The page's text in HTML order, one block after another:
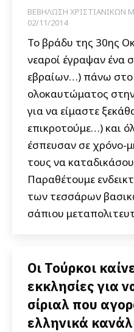
ΒΕΒΗΛΩΣΗ ΧΡΙΣΤΙΑΝΙΚΩΝ
02/11/2014
Το βράδυ της 30ης
νεαροί έγραψαν ένα
εβραίων…) πάνω στο
ολοκαυτώματος
για να είμαστε
επικροτούμε…) και
έσπευσαν σε χρόνο-
τους να
Παραθέτουμε
των τεσσάρων
σάπιου
Οι Τούρκοι
εκκλησίες για
σίριαλ που
ελληνικά